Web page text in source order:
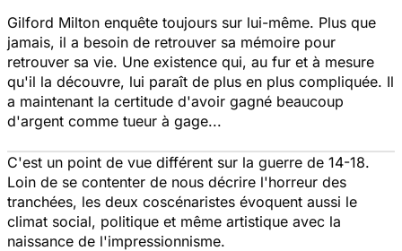
Gilford Milton enquête toujours sur lui-même. Plus que
jamais, il a besoin de retrouver sa mémoire pour
retrouver sa vie. Une existence qui, au fur et à mesure
qu'il la découvre, lui paraît de plus en plus compliquée. Il
a maintenant la certitude d'avoir gagné beaucoup
d'argent comme tueur à gage...
C'est un point de vue différent sur la guerre de 14-18.
Loin de se contenter de nous décrire l'horreur des
tranchées, les deux coscénaristes évoquent aussi le
climat social, politique et même artistique avec la
naissance de l'impressionnisme.